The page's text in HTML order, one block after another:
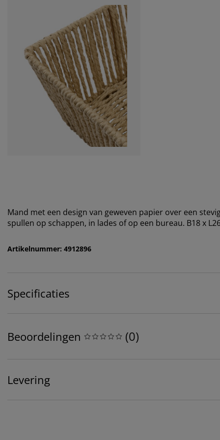
Mand met een design van geweven papier over een
spullen op schappen, in lades of op een bureau. B18 x
Artikelnummer: 4912896
Specificaties
Beoordelingen (0)
Levering